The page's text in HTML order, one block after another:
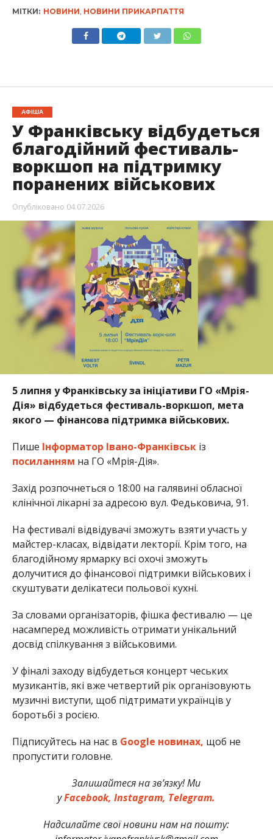
МІТКИ: НОВИНИ НОВИНИ ПРИКАРПАТТЯ
АФІША
У Франківську відбудеться
благодійний фестиваль-
воркшоп на підтримку
поранених військових
Опубліковано 04.07.2026
5 липня у Франківську за ініціативи ГО «Мрія-
Дія» відбудеться фестиваль-воркшоп, мета
якого — фінансова підтримка військових.
Пише Інформатор Івано-Франківськіз
посиланням на ГО «Мрія-Дія».
Захід розпочнеться о 18:00 на галявині обласної
клінічної лікарні за адресою вул. Федьковича, 91.
На фестивалі відвідувачі зможуть взяти участь у
майстер-класах, відвідати лекторії. Крім того, на
благодійному ярмарку всі охочі зможуть
долучитися до фінансової підтримки військових і
скуштувати делікатеси польової кухні.
За словами організаторів, фішка фестивалю — це
насамперед можливість отримати унікальний
досвід спілкування з військовими.
У фіналі заходу відбудеться концерт чеських
музикантів, які вже четвертий рік організовують
музичні виступи, щоб підтримати українців у
боротьбі з росією.
Підписуйтесь на нас в Google новинах, щоб не
пропустити головне.
Залишайтеся на зв’язку! Ми
уFacebook, Instagram, Telegram.
Надсилайте свої новини нам на пошту: